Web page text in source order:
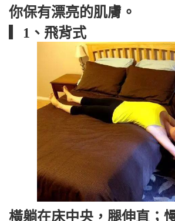
你保有漂亮的肌膚。
▎1、飛背式
橫躺在床中央，腿伸直；